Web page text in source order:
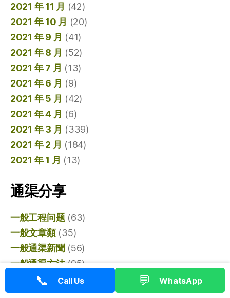
2021 年 11 月 (42)
2021 年 10 月 (20)
2021 年 9 月 (41)
2021 年 8 月 (52)
2021 年 7 月 (13)
2021 年 6 月 (9)
2021 年 5 月 (42)
2021 年 4 月 (6)
2021 年 3 月 (339)
2021 年 2 月 (184)
2021 年 1 月 (13)
通渠分享
一般工程问题(63)
一般文章類(35)
一般通渠新聞 (56)
一般通渠方法(95)
上環通渠
(62)
中區通渠(63)
📞 Call Us 💬 WhatsApp